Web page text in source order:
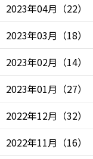
2023年04月 （22）
2023年03月 （18）
2023年02月 （14）
2023年01月 （27）
2022年12月 （32）
2022年11月 （16）